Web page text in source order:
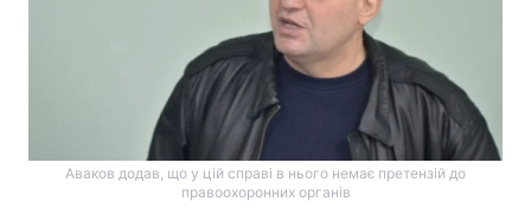
Аваков додав, що у цій справі в нього немає претензій до
правоохоронних органів